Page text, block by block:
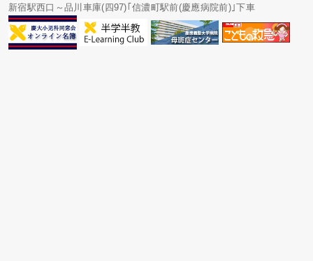
新宿駅西口～品川車庫(四97)｢信濃町駅前(慶應病院前)｣下車